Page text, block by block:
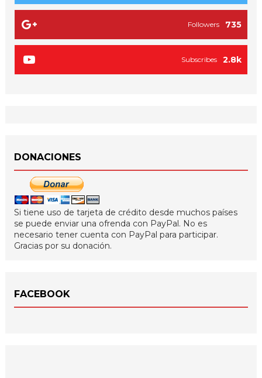
735
Followers
2.8k
Subscribes
DONACIONES
Si tiene uso de tarjeta de crédito desde muchos países
se puede enviar una ofrenda con PayPal. No es
necesario tener cuenta con PayPal para participar.
Gracias por su donación.
FACEBOOK